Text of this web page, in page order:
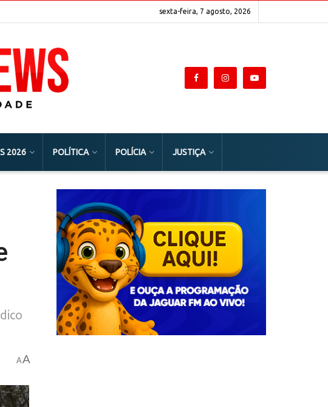
sexta-feira, 7 agosto, 2026
2026 POLÍTICA POLÍCIA JUSTIÇA
AA